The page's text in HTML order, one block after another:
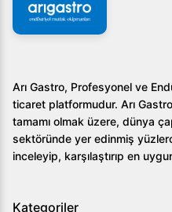
Arı Gastro, Profesyonel ve
ticaret platformudur. Arı
tamamı olmak üzere, dünya
sektöründe yer edinmiş
inceleyip, karşılaştırıp en
Kategoriler